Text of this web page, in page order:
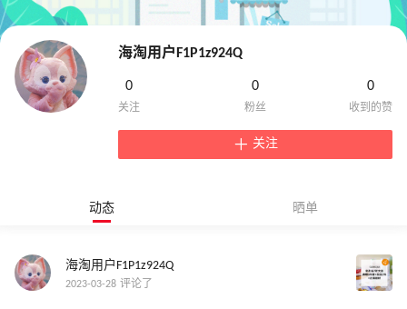
海淘用户F1P1z924Q
0 0 0
关注
动态 晒单
海淘用户F1P1z924Q
2023-03-28 评论了